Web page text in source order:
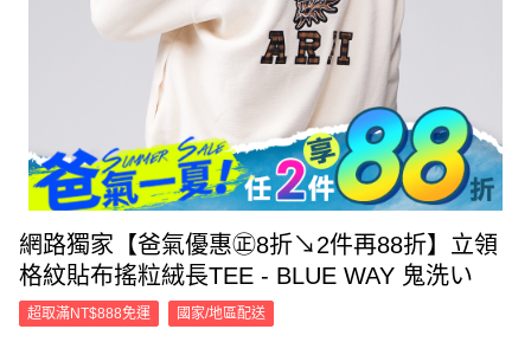
網路獨家【爸氣優惠㊣8折↘2件再88折】立領
格紋貼布搖粒絨長TEE - BLUE WAY 鬼洗い
超取滿NT$888免運 國家/地區配送